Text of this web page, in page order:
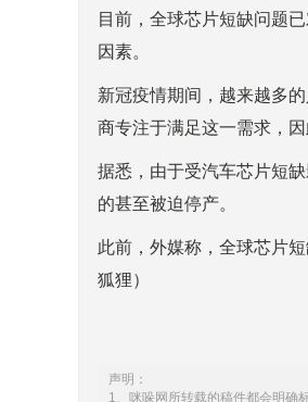
目前，全球芯片短缺问题
因素。
新冠疫情期间，越来越多
商专注于满足这一需求，
据悉，由于受汽车芯片短
的甚至被迫停产。
此前，外媒称，全球芯片
狐狸）
声明：
1、咪哚网所转载的稿件都会明确